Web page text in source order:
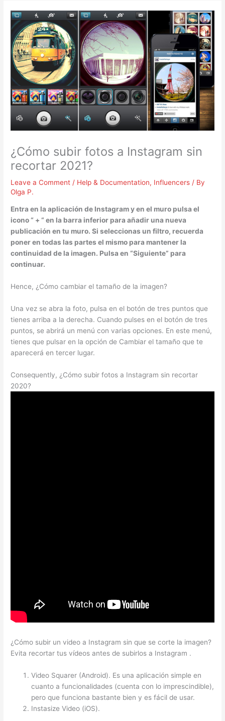
¿Cómo subir fotos a Instagram sin
recortar 2021?
Leave a Comment / Help & Documentation, Influencers / By
Olga P.
Entra en la aplicación de Instagramy en el muro pulsa el
icono “ + “ en la barra inferior para añadir una nueva
publicación en tu muro. Si seleccionas un filtro, recuerda
poner en todas las partes el mismo para mantener la
continuidad de la imagen. Pulsa en “Siguiente” para
continuar.
Hence, ¿Cómo cambiar el tamaño de la imagen?
Una vez se abra la foto, pulsa en el botón de tres puntos que
tienes arriba a la derecha. Cuando pulses en el botón de tres
puntos, se abrirá un menú con varias opciones. En este menú,
tienes que pulsar en la opción de Cambiar el tamaño que te
aparecerá en tercer lugar.
Consequently, ¿Cómo subir fotos a Instagram sin recortar
2020?
¿Cómo subir un video a Instagram sin que se corte la imagen?
Evita recortar tus vídeos antes de subirlos a Instagram .
Video Squarer (Android). Es una aplicación simple en
cuanto a funcionalidades (cuenta con lo imprescindible),
pero que funciona bastante bien y es fácil de usar.
Instasize Video (iOS).